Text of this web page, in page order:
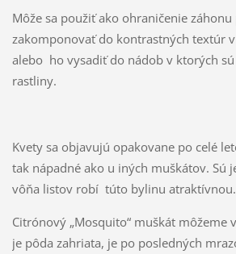
Môže sa použiť ako ohraničenie záhonu
zakomponovať do kontrastných textúr
alebo ho vysadiť do nádob v ktorých sú
rastliny.
Kvety sa objavujú opakovane po celé
tak nápadné ako u iných muškátov. Sú
vôňa listov robí túto bylinu atraktívnou.
Citrónový „Mosquito“ muškát môžeme
je pôda zahriata, je po posledných